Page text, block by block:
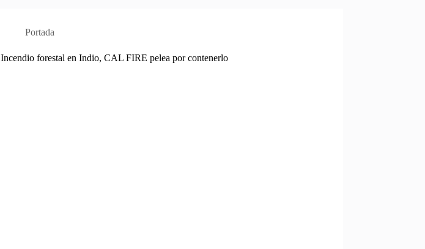
Portada
Incendio forestal en Indio, CAL FIRE pelea por contenerlo